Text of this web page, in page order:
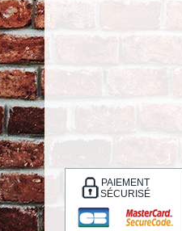
PAIEMENT
SÉCURISÉ